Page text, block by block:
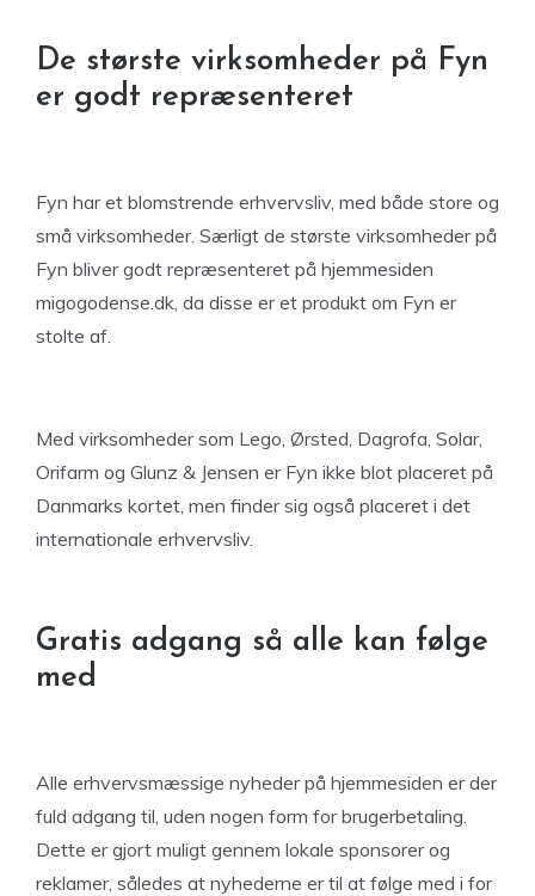
De største virksomheder på Fyn
er godt repræsenteret
Fyn har et blomstrende erhvervsliv, med både store og
små virksomheder. Særligt de største virksomheder på
Fyn bliver godt repræsenteret på hjemmesiden
migogodense.dk, da disse er et produkt om Fyn er
stolte af.
Med virksomheder som Lego, Ørsted, Dagrofa, Solar,
Orifarm og Glunz & Jensen er Fyn ikke blot placeret på
Danmarks kortet, men finder sig også placeret i det
internationale erhvervsliv.
Gratis adgang så alle kan følge
med
Alle erhvervsmæssige nyheder på hjemmesiden er der
fuld adgang til, uden nogen form for brugerbetaling.
Dette er gjort muligt gennem lokale sponsorer og
reklamer, således at nyhederne er til at følge med i for